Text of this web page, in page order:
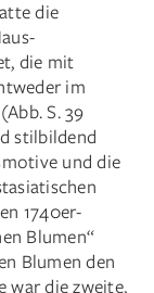
die
die mit
im
S. 39
stilbildend
und die
1740er-
Blumen“
Blumen den
war die zweite,